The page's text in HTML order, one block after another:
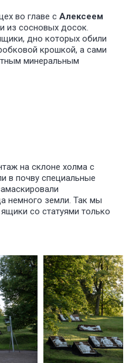
У НАС
во главе с Алексеем
из сосновых досок.
дно которых обили
крошкой, а сами
минеральным
на склоне холма с
в почву специальные
немного земли. Так мы
со статуями только